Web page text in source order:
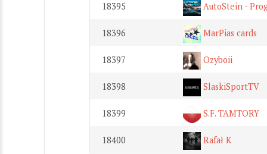
18395 AutoStein -
18396 MarPias cards
18397 Ozyboii
18398 SlaskiSportTV
18399 S.F. TAMTORY
18400 Rafał K